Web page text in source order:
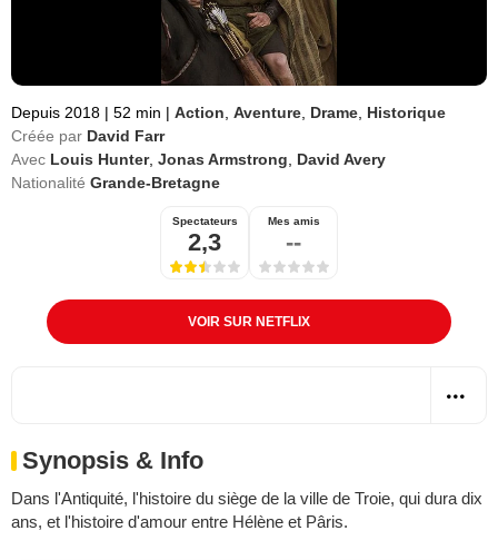
Depuis 2018 | 52 min | Action Aventure Drame Historique
Créée par David Farr
Avec Louis Hunter, Jonas Armstrong
David Avery
Nationalité Grande-Bretagne
Spectateurs
2,3
Mes amis
--
VOIR SUR NETFLIX
Synopsis & Info
Dans l'Antiquité, l'histoire du siège de la ville de Troie, qui dura dix
ans, et l'histoire d'amour entre Hélène et Pâris.